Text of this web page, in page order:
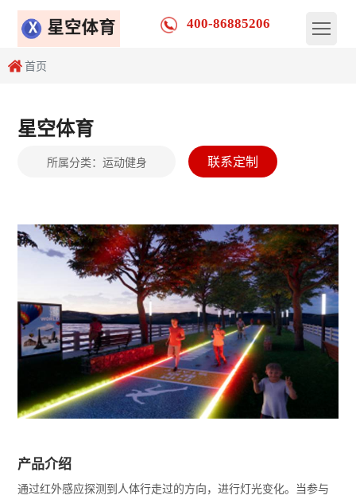
400-86885206
首页
星空体育
所属分类： 运动健身 联系定制
产品介绍
通过红外感应探测到人体行走过的方向，进行灯光变化。当参与